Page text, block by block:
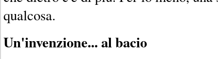
qualcosa.
Un'invenzione... al bacio